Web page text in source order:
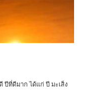
ปีที่ดีมาก ได้แก่ ปี มะเส็ง